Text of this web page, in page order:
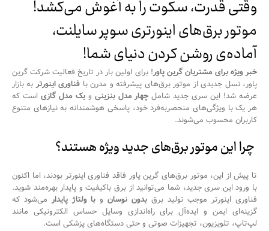
وقتی قدرت، سکوت را به آغوش می‌کشد!
موتور برق‌های اینورتری سوپر سایلنت،
آماده‌ی روشن کردن دنیای شما!
خبر ویژه برای مشتریان گرین پاور! برای اولین بار در تاریخ فعالیت شرکت گرین
پاور، نسل جدیدی از موتور برق‌های پیشرفته و مدرن با فناوری اینورتر به بازار
عرضه شد! این سری جدید شامل چهار مدل بنزینی ویک مدل گازی است که
هر یک با ویژگی‌های منحصربه‌فرد خود، پاسخی هوشمندانه به نیازهای متنوع
کاربران محسوب می‌شوند.
چرا این موتور برق‌های جدید ویژه هستند؟
تا پیش از این، موتور برق‌های گرین پاور فاقد فناوری اینورتر بودند، اما اکنون
با ورود این سری جدید، شما می‌توانید از برق باکیفیت و پایدار بهره‌مند شوید.
فناوری اینورتر موجب تولید برقبدون نوسانو با ولتاژ پایدار می‌شود که
گزینه‌ای ایمن و ایده‌آل برای راه‌اندازی وسایل حساس الکترونیکی مانند
لپ‌تاپ، تلویزیون، تجهیزات صوتی و حتی دستگاه‌های پزشکی است.